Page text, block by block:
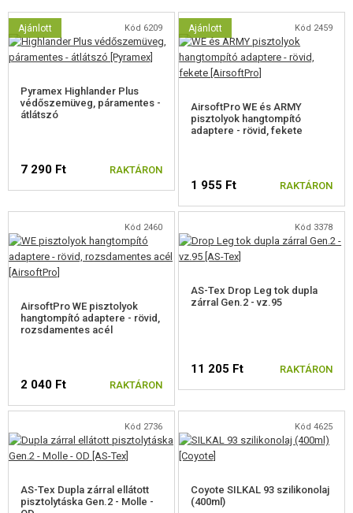
A cső a torkolatnál rövid M11-es menettel van ellátva. Az alábbi
tartozékok között talál egy megfelelő adaptert, amelynek segítségével
bármilyen hangtompítót felszerelhet a fegyverre.
Jellemzők pontokban kifejezve:
Teljesen fémből készült
Nagyon erős blowback - a tolócsúszda mozgása lövéskor
Hop-Up eszköz jó szabályozása kerékkel.
Funkcionális mozgó alkatrészek
20 mm-es rögzítés taktikai kiegészítőkhöz.
Menet a sokkoló adapterhez
Ajánlott Kód 6209
Pyramex Highlander Plus
védőszemüveg, páramentes -
átlátszó
7 290 Ft RAKTÁRON
Ajánlott Kód 2459
AirsoftPro WE és ARMY
pisztolyok hangtompító
adaptere - rövid, fekete
1 955 Ft RAKTÁRON
Kód 2460
AirsoftPro WE pisztolyok
hangtompító adaptere - rövid,
rozsdamentes acél
2 040 Ft RAKTÁRON
Kód 3378
AS-Tex Drop Leg tok dupla
zárral Gen.2 - vz.95
11 205 Ft RAKTÁRON
Kód 2736
AS-Tex Dupla zárral ellátott
pisztolytáska Gen.2 - Molle -
Kód 4625
Coyote SILKAL 93 szilikonolaj
(400ml)